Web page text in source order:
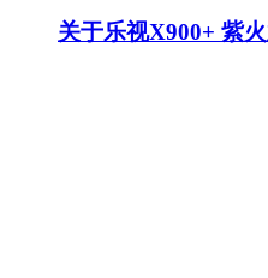
关于乐视X900+ 紫